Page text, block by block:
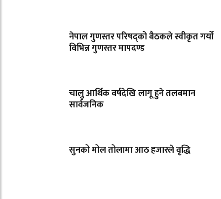
नेपाल गुणस्तर परिषद्को बैठकले स्वीकृत गर्यो
विभिन्न गुणस्तर मापदण्ड
चालु आर्थिक वर्षदेखि लागू हुने तलबमान
सार्वजनिक
सुनको मोल तोलामा आठ हजारले वृद्धि